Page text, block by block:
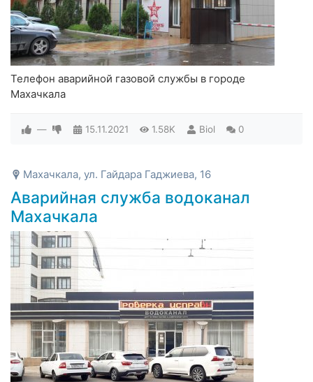
Телефон аварийной газовой службы в городе
Махачкала
— 15.11.2021 1.58K Biol 0
Махачкала, ул. Гайдара Гаджиева, 16
Аварийная служба водоканал
Махачкала